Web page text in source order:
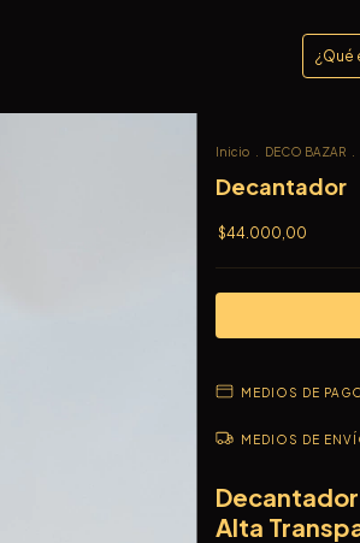
Inicio DECO BAZAR
Decantador
$44.000,00
MEDIOS DE
MEDIOS DE
Alta